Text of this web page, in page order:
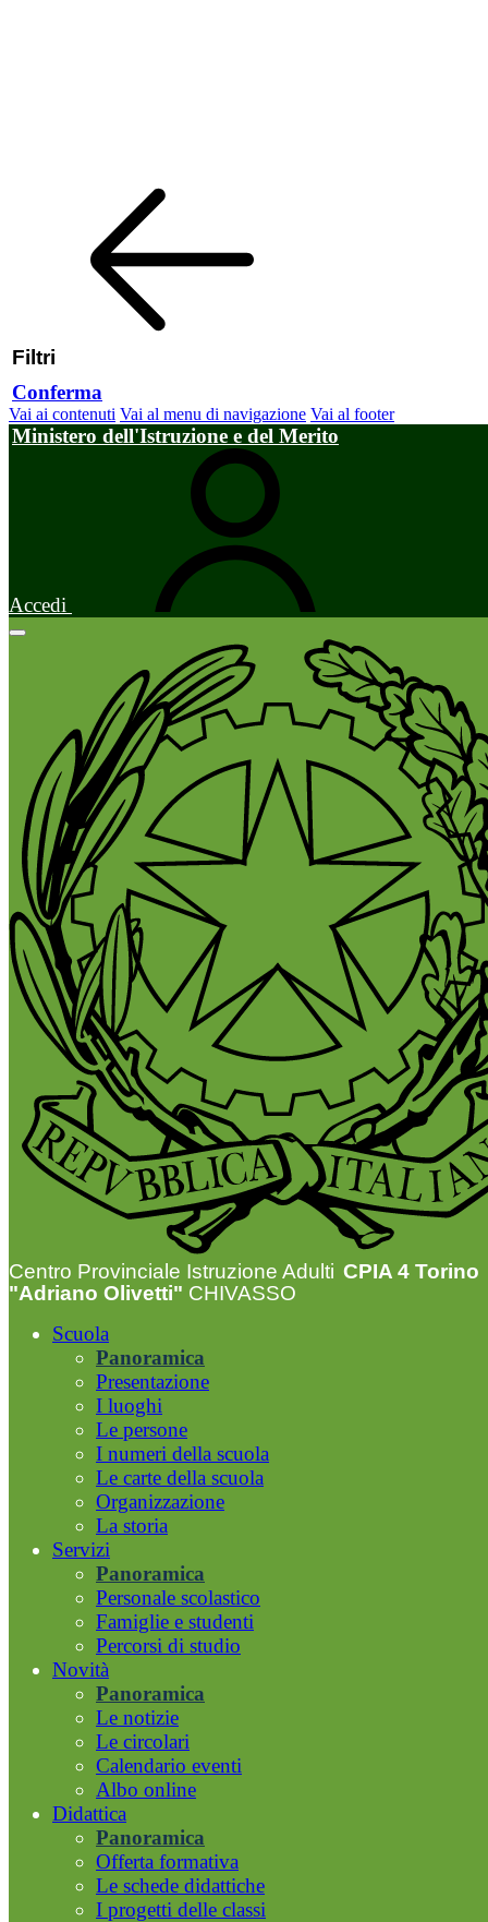
Filtri
Conferma
Vai ai contenuti Vai al menu di navigazione Vai al footer
Ministero dell'Istruzione e del Merito
Accedi
Centro Provinciale Istruzione Adulti CPIA 4 Torino
"Adriano Olivetti" CHIVASSO
Scuola
Panoramica
Presentazione
I luoghi
Le persone
I numeri della scuola
Le carte della scuola
Organizzazione
La storia
Servizi
Panoramica
Personale scolastico
Famiglie e studenti
Percorsi di studio
Novità
Panoramica
Le notizie
Le circolari
Calendario eventi
Albo online
Didattica
Panoramica
Offerta formativa
Le schede didattiche
I progetti delle classi